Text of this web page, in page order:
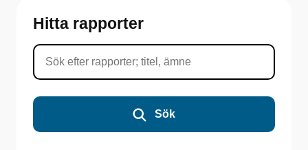
Hitta rapporter
Sök